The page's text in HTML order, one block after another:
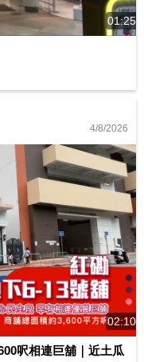
01:25
4/8/2026
02:10
呎相連巨舖｜近土瓜